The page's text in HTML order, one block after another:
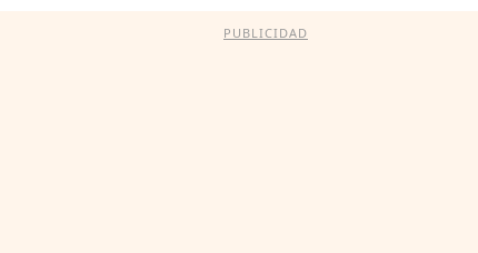
PUBLICIDAD